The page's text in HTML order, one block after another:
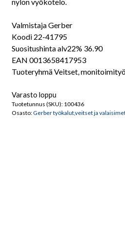
Valmistaja Gerber
Koodi 22-41795
Suositushinta alv22% 36.90
EAN 0013658417953
Tuoteryhmä Veitset,
Varasto loppu
Tuotetunnus (SKU): 100436
Osasto:Gerber työkalut,veitset ja